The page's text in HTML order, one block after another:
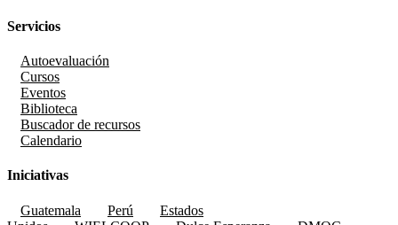
Servicios
Autoevaluación
Cursos
Eventos
Biblioteca
Buscador de recursos
Calendario
Iniciativas
Guatemala Perú
Estados